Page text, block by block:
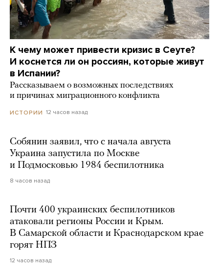
К чему может привести кризис в Сеуте?
И коснется ли он россиян, которые живут
в Испании?
Рассказываем о возможных последствиях
и причинах миграционного конфликта
ИСТОРИИ 12 часов назад
Собянин заявил, что с начала августа
Украина запустила по Москве
и Подмосковью 1984 беспилотника
8 часов назад
Почти 400 украинских беспилотников
атаковали регионы России и Крым.
В Самарской области и Краснодарском крае
горят НПЗ
12 часов назад